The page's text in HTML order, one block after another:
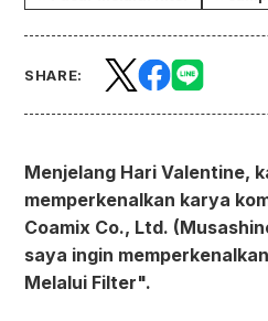
SHARE:
Menjelang Hari Valentine,
memperkenalkan karya
Coamix Co., Ltd.
saya ingin
Melalui Filter".